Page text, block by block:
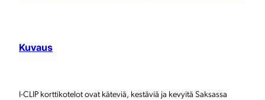
o
p
Kuvaus
I-CLIP korttikotelot ovat käteviä, kestäviä ja kevyitä Saksassa